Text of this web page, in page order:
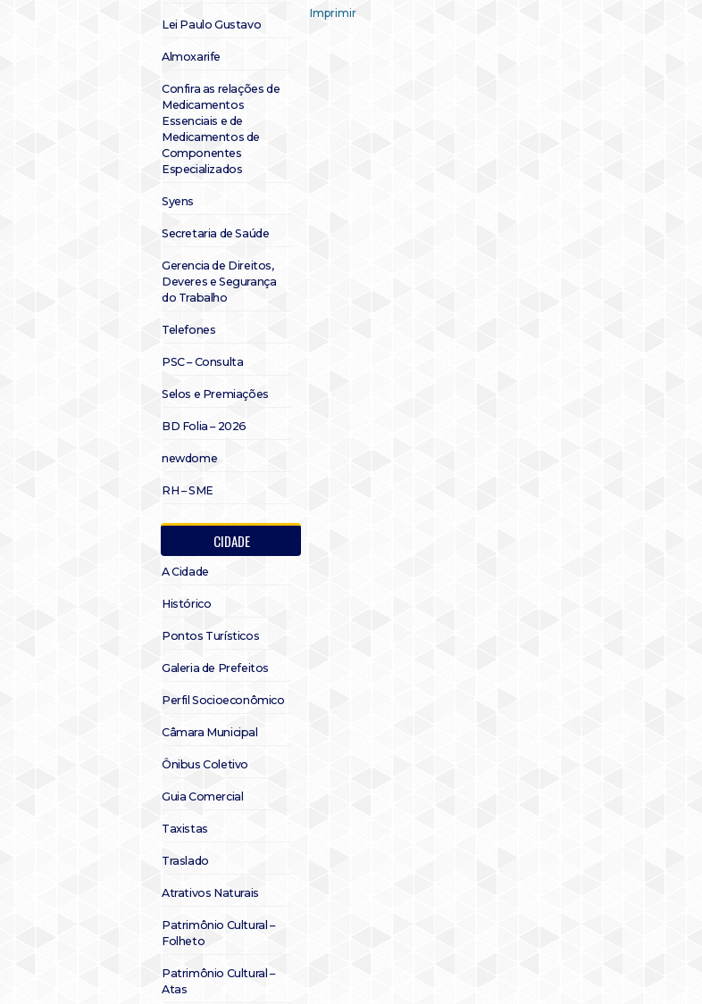
Lei Paulo Gustavo
Almoxarife
Confira as relações de
Medicamentos
Essenciais e de
Medicamentos de
Componentes
Especializados
Syens
Secretaria de Saúde
Gerencia de Direitos,
Deveres e Segurança
do Trabalho
Telefones
PSC – Consulta
Selos e Premiações
BD Folia – 2026
newdome
RH – SME
CIDADE
A Cidade
Histórico
Pontos Turísticos
Galeria de Prefeitos
Perfil Socioeconômico
Câmara Municipal
Ônibus Coletivo
Guia Comercial
Taxistas
Traslado
Atrativos Naturais
Patrimônio Cultural –
Folheto
Patrimônio Cultural –
Atas
Imprimir